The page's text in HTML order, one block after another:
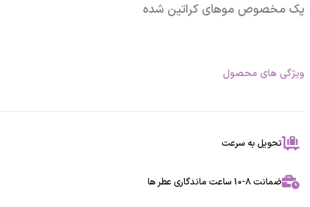
پک مخصوص موهای کراتین شده
ویژگی های محصول
تحویل به سرعت
ضمانت 8-10 ساعت ماندگاری عطر ها